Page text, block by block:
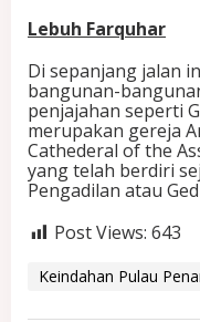
Lebuh Farquhar
Di sepanjang jalan
bangunan-
penjajahan seperti
merupakan gereja
Cathederal of the
yang telah berdiri
Pengadilan atau
Post Views: 643
Keindahan Pulau